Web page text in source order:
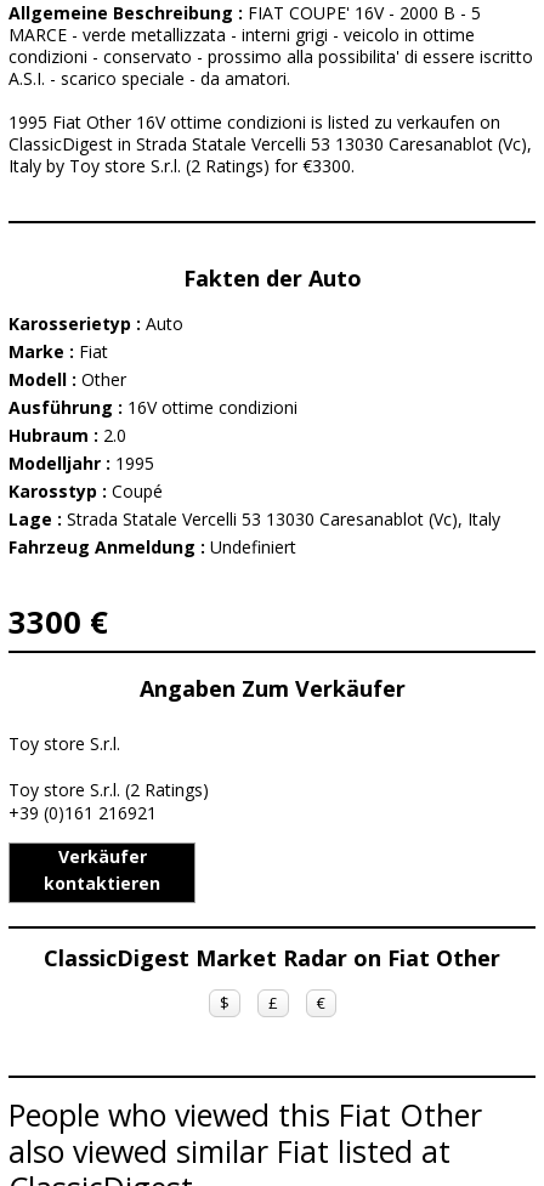
Allgemeine Beschreibung : FIAT COUPE' 16V - 2000 B - 5
MARCE - verde metallizzata - interni grigi - veicolo in ottime
condizioni - conservato - prossimo alla possibilita' di essere iscritto
A.S.I. - scarico speciale - da amatori.
1995 Fiat Other 16V ottime condizioni is listed zu verkaufen on
ClassicDigest in Strada Statale Vercelli 53 13030 Caresanablot (Vc),
Italy by Toy store S.r.l. (2 Ratings) for €3300.
Fakten der Auto
Karosserietyp : Auto
Marke : Fiat
Modell : Other
Ausführung : 16V ottime condizioni
Hubraum : 2.0
Modelljahr : 1995
Karosstyp : Coupé
Lage : Strada Statale Vercelli 53 13030 Caresanablot (Vc), Italy
Fahrzeug Anmeldung : Undefiniert
3300 €
Angaben Zum Verkäufer
Toy store S.r.l.
Toy store S.r.l. (2 Ratings)
+39 (0)161 216921
Verkäufer
kontaktieren
ClassicDigest Market Radar on Fiat Other
$ £ €
People who viewed this Fiat Other
also viewed similar Fiat listed at